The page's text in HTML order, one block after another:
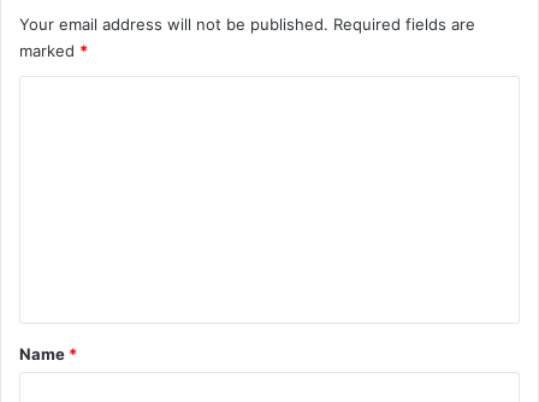
Your email address will not be published. Required fields are
marked *
*
Name *